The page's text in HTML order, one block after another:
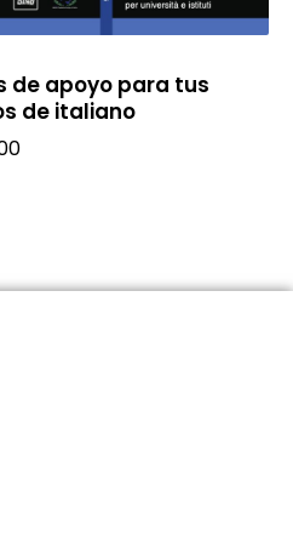
de apoyo para tus
de italiano